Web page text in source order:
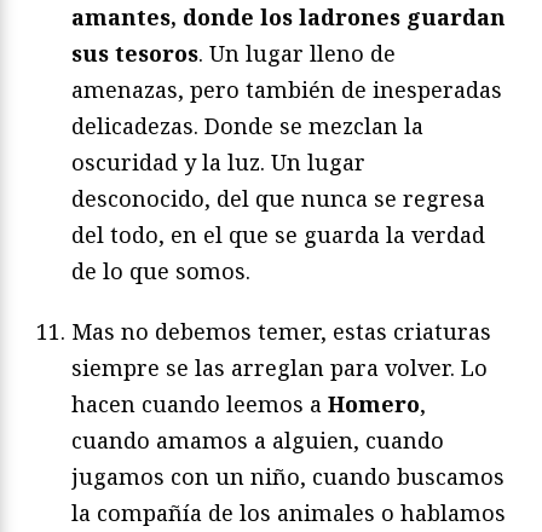
amantes, donde los ladrones guardan
sus tesoros. Un lugar lleno de
amenazas, pero también de inesperadas
delicadezas. Donde se mezclan la
oscuridad y la luz. Un lugar
desconocido, del que nunca se regresa
del todo, en el que se guarda la verdad
de lo que somos.
Mas no debemos temer, estas criaturas
siempre se las arreglan para volver. Lo
hacen cuando leemos a Homero,
cuando amamos a alguien, cuando
jugamos con un niño, cuando buscamos
la compañía de los animales o hablamos